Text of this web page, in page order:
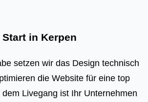
in Kerpen
setzen wir das Design technisch
die Website für eine top
Livegang ist Ihr Unternehmen